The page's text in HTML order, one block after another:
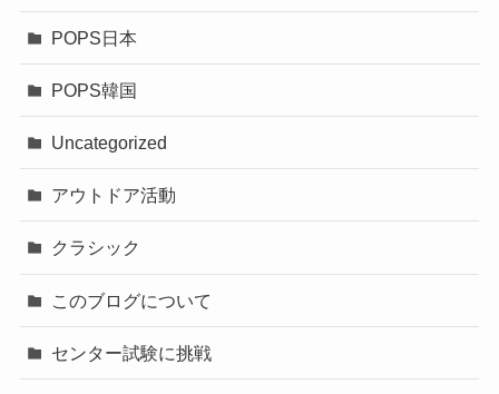
POPS日本
POPS韓国
Uncategorized
アウトドア活動
クラシック
このブログについて
センター試験に挑戦